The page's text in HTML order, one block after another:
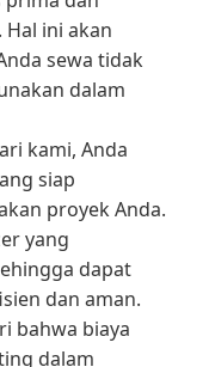
ini akan
sewa tidak
dalam
kami, Anda
siap
proyek Anda.
yang
dapat
dan aman.
bahwa biaya
dalam